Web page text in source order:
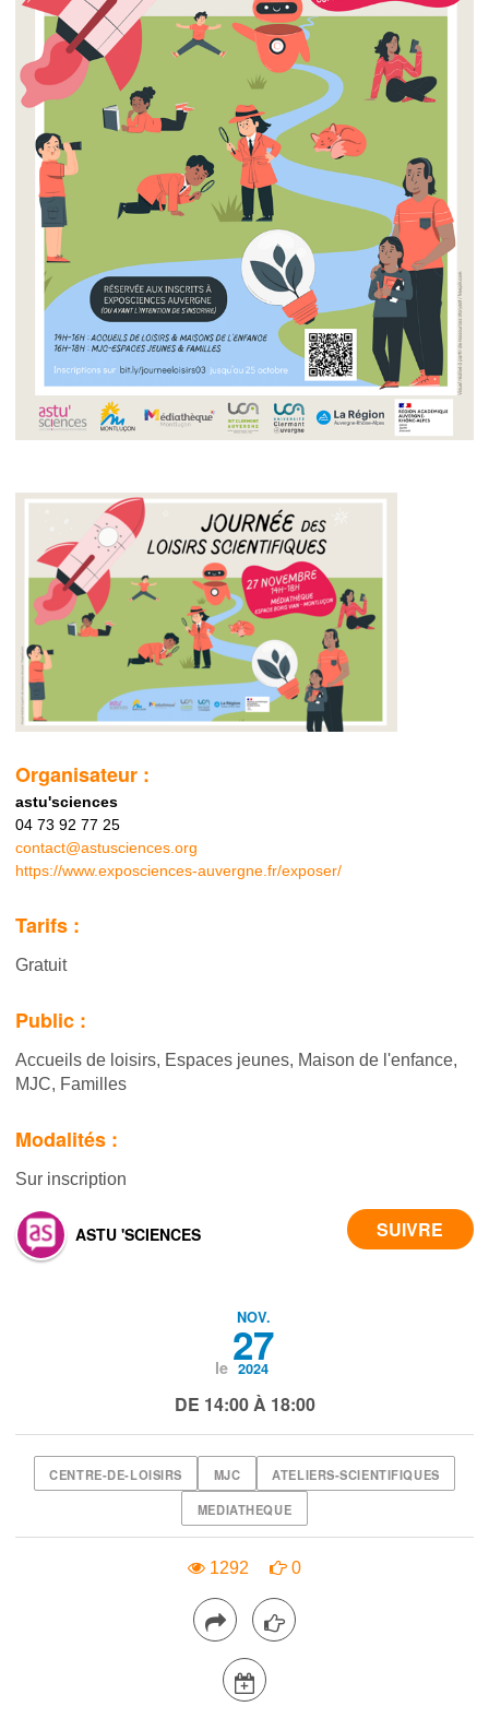
Organisateur :
astu'sciences
04 73 92 77 25
contact@astusciences.org
https://www.exposciences-auvergne.fr/exposer/
Tarifs :
Gratuit
Public :
Accueils de loisirs, Espaces jeunes, Maison de l'enfance,
MJC, Familles
Modalités :
Sur inscription
ASTU 'SCIENCES
le
NOV.
27
2024
DE 14:00 À 18:00
CENTRE-DE-LOISIRS MJC ATELIERS-SCIENTIFIQUES
MEDIATHEQUE
1292 0